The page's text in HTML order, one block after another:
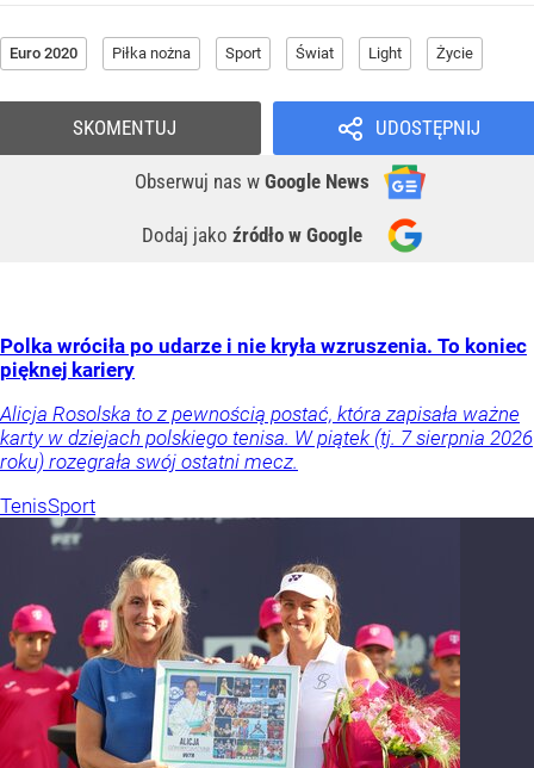
Euro 2020 Piłka nożna Sport Świat Light Życie
UDOSTĘPNIJ
Obserwuj nas w Google News
Dodaj jako źródło w Google
SKOMENTUJ
Polka wróciła po udarze i nie kryła wzruszenia. To koniec
pięknej kariery
Alicja Rosolska to z pewnością postać, która zapisała ważne
karty w dziejach polskiego tenisa. W piątek (tj. 7 sierpnia 2026
roku) rozegrała swój ostatni mecz.
TenisSport